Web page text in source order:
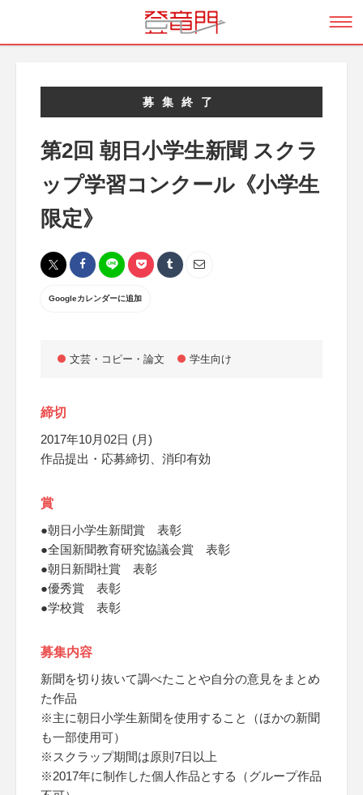
募集終了
第2回 朝日小学生新聞 スクラ
ップ学習コンクール《小学生
限定》
Googleカレンダーに追加
文芸・コピー・論文 学生向け
締切
2017年10月02日 (月)
作品提出・応募締切、消印有効
賞
●朝日小学生新聞賞 表彰
●全国新聞教育研究協議会賞 表彰
●朝日新聞社賞 表彰
●優秀賞 表彰
●学校賞 表彰
募集内容
新聞を切り抜いて調べたことや自分の意見をまとめ
た作品
※主に朝日小学生新聞を使用すること（ほかの新聞
も一部使用可）
※スクラップ期間は原則7日以上
※2017年に制作した個人作品とする（グループ作品